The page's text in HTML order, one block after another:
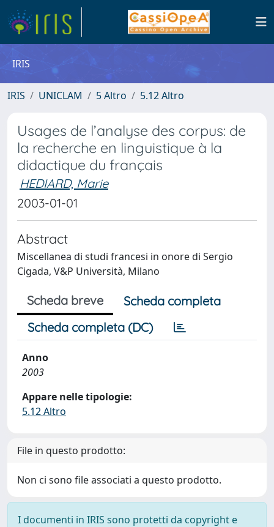
IRIS
IRIS UNICLAM 5 Altro 5.12 Altro
Usages de l’analyse des corpus: de
la recherche en linguistique à la
didactique du français
HEDIARD, Marie
2003-01-01
Abstract
Miscellanea di studi francesi in onore di Sergio
Cigada, V&P Università, Milano
Scheda breve
Scheda completa
Scheda completa (DC)
Anno
2003
Appare nelle tipologie:
5.12 Altro
File in questo prodotto:
Non ci sono file associati a questo prodotto.
I documenti in IRIS sono protetti da copyright e